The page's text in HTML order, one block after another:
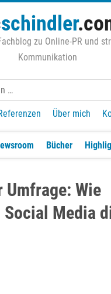
schindler
zu Online-PR und
Kommunikation
Über mich
Bücher
Umfrage: Wie
Media